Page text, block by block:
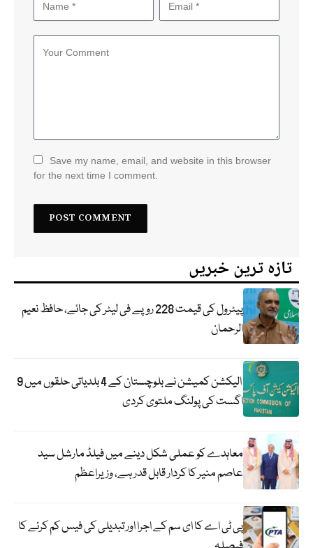
Save my name, email, and website in this browser
for the next time I comment.
تازہ ترین خبریں
پیٹرول کی قیمت 228 روپے فی لیٹر کی جائے، حافظ نعیم
الرحمان
الیکشن کمیشن نے بلوچستان کے 4 بلدیاتی حلقوں میں 9
اگست کی پولنگ ملتوی کردی
معاہدے کو عملی شکل دینے میں فیلڈ مارشل سید
عاصم منیر کا کردار قابل قدر ہے، وزیراعظم
پی ٹی اے کا ای سم کے اجرا اور تبدیلی کی فیس کم کرنے کا